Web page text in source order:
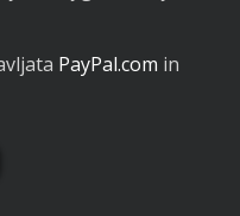
PayPal.com in